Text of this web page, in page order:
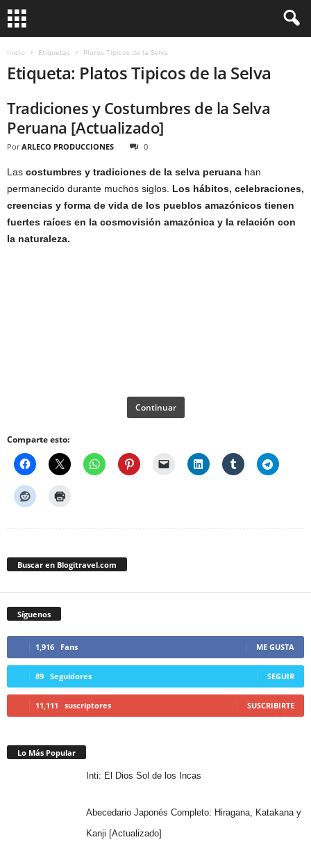
Inicio Etiquetas Platos Tipicos de la Selva
Etiqueta: Platos Tipicos de la Selva
Tradiciones y Costumbres de la Selva
Peruana [Actualizado]
Por ARLECO PRODUCCIONES 0
Las costumbres y tradiciones de la selva peruana han
permanecido durante muchos siglos. Los hábitos, celebraciones,
creencias y forma de vida de los pueblos amazónicos tienen
fuertes raíces en la cosmovisión amazónica y la relación con
la naturaleza.
Continuar
Comparte esto:
Buscar en Blogitravel.com
Síguenos
1,916 Fans ME GUSTA
89 Seguidores SEGUIR
11,111 suscriptores SUSCRIBIRTE
Lo Más Popular
Inti: El Dios Sol de los Incas
Abecedario Japonés Completo: Hiragana, Katakana y
Kanji [Actualizado]